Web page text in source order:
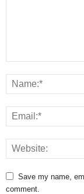
Save my name,
comment.